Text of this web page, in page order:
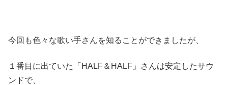
今回も色々な歌い手さんを知ることができましたが、
１番目に出ていた「HALF＆HALF」さんは安定したサウ
ンドで、